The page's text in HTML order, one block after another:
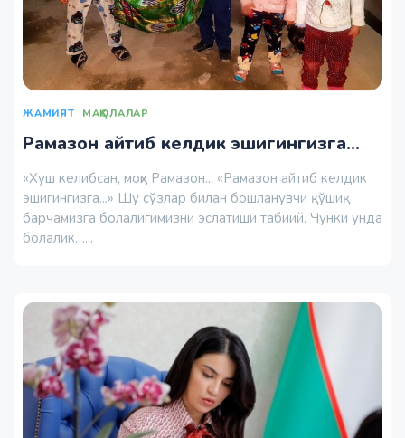
ЖАМИЯТ МАҚОЛАЛАР
Рамазон айтиб келдик эшигингизга...
«Хуш келибсан, моҳи Рамазон... «Рамазон айтиб келдик
эшигингизга...» Шу сўзлар билан бошланувчи қўшиқ
барчамизга болалигимизни эслатиши табиий. Чунки унда
болалик…...